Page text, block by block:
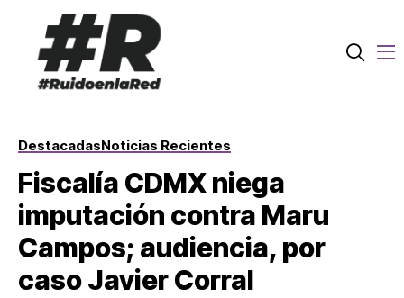
DestacadasNoticias Recientes
Fiscalía CDMX niega
imputación contra Maru
Campos; audiencia, por
caso Javier Corral